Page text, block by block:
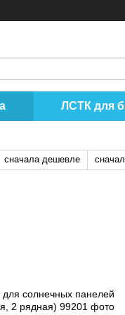
ЛСТК для
сначала дешевле